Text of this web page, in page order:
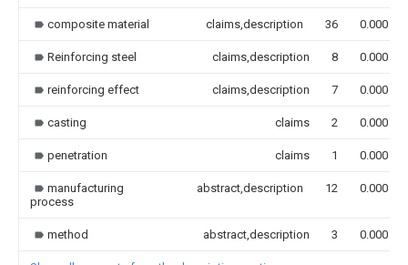
composite material claims,description 36 0.000
Reinforcing steel claims,description 8 0.000
reinforcing effect claims,description 7 0.000
casting claims 2 0.000
penetration claims 1 0.000
manufacturing
process
abstract,description 12 0.000
method abstract,description 3 0.000